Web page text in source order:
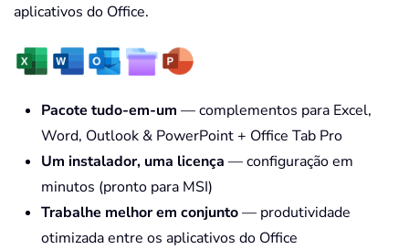
aplicativos do Office.
Pacote tudo-em-um — complementos para Excel,
Word, Outlook & PowerPoint + Office Tab Pro
Um instalador, uma licença — configuração em
minutos (pronto para MSI)
Trabalhe melhor em conjunto— produtividade
otimizada entre os aplicativos do Office